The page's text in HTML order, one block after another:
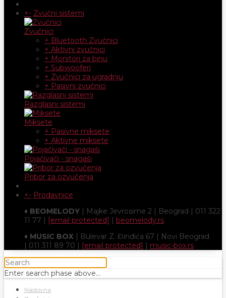
+- Zvučni sistemi
Zvučnici
+ Bluetooth Zvučnici
+ Aktivni zvučnici
+ Monitori za binu
+ Subwooferi
+ Zvučnici za ugradnju
+ Pasivni zvučnici
Razglasni sistemi
Miksete
+ Pasivne miksete
+ Aktivne miksete
Pojačivači - snagaši
Pribor za ozvučenja
+- Prodavnice
♦ BEOMELODY | Majke Jevrosime 2 | Beograd | 011 322
11 77 | [email protected] | beomelody.rs
♦ MUSIC BOX | Bulevar Z. Đinđića 67 | Novi Beograd
| 011 311 89 70 | [email protected] | music-box.rs
Enter search phase above...
Naslovna